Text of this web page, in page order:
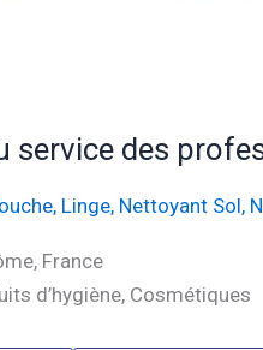
service des
, Linge, Nettoyant Sol,
France
d’hygiène, Cosmétiques